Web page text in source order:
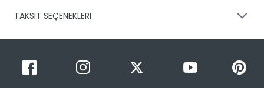
Ürünlerinizin gönderimini anlaşmalı olduğumuz PTT,
1-3 iş günü içerisinde kargoya teslim edilir.
Siparişimin kargo takibini nasıl yapabilirim?
TAKSİT SEÇENEKLERİ
Taksit Sayısı Taksit Miktarı
Taksitli Tutar
Toplam